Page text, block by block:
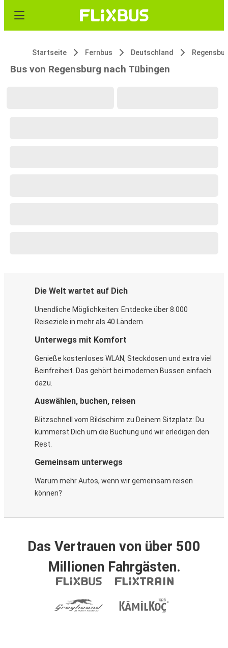
Startseite Fernbus Deutschland
Bus von Regensburg nach Tübingen
Die Welt wartet auf Dich
Unendliche Möglichkeiten: Entdecke über 8.000
Reiseziele in mehr als 40 Ländern.
Unterwegs mit Komfort
Genieße kostenloses WLAN, Steckdosen und extra viel
Beinfreiheit. Das gehört bei modernen Bussen einfach
dazu.
Auswählen, buchen, reisen
Blitzschnell vom Bildschirm zu Deinem Sitzplatz: Du
kümmerst Dich um die Buchung und wir erledigen den
Rest.
Gemeinsam unterwegs
Warum mehr Autos, wenn wir gemeinsam reisen
können?
Das Vertrauen von über 500
Millionen Fahrgästen.